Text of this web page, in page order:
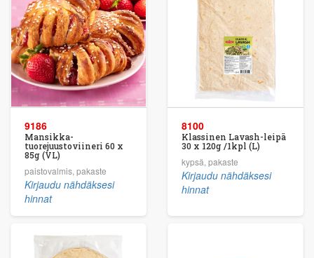
9186
Mansikka-
tuorejuustoviineri 60 x
85g (VL)
paistovalmis, pakaste
Kirjaudu nähdäksesi
hinnat
8100
Klassinen Lavash-leipä
30 x 120g /1kpl (L)
kypsä, pakaste
Kirjaudu nähdäksesi
hinnat